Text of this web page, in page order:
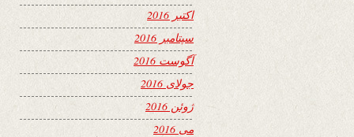
اکتبر 2016
سپتامبر 2016
آگوست 2016
جولای 2016
ژوئن 2016
می 2016